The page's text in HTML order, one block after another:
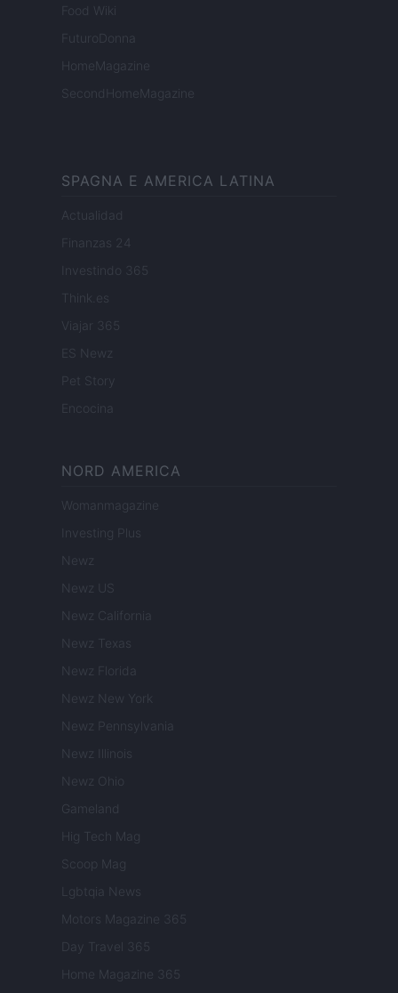
Food Wiki
FuturoDonna
HomeMagazine
SecondHomeMagazine
SPAGNA E AMERICA LATINA
Actualidad
Finanzas 24
Investindo 365
Think.es
Viajar 365
ES Newz
Pet Story
Encocina
NORD AMERICA
Womanmagazine
Investing Plus
Newz
Newz US
Newz California
Newz Texas
Newz Florida
Newz New York
Newz Pennsylvania
Newz Illinois
Newz Ohio
Gameland
Hig Tech Mag
Scoop Mag
Lgbtqia News
Motors Magazine 365
Day Travel 365
Home Magazine 365